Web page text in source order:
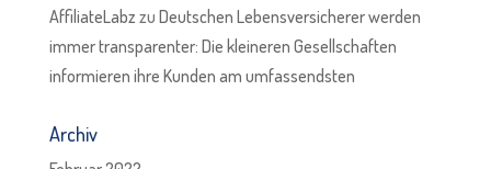
AffiliateLabz zu Deutschen Lebensversicherer werden
immer transparenter: Die kleineren Gesellschaften
informieren ihre Kunden am umfassendsten
Archiv